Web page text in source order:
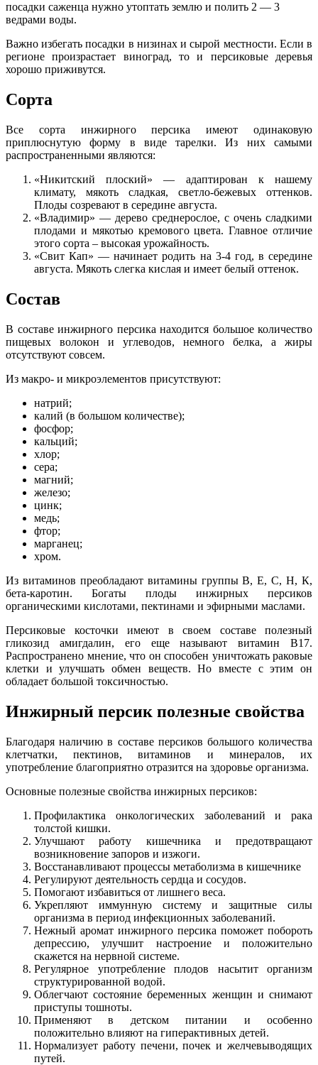
посадки саженца нужно утоптать землю и полить 2 — 3
ведрами воды.
Важно избегать посадки в низинах и сырой местности. Если в
регионе произрастает виноград, то и персиковые деревья
хорошо приживутся.
Сорта
Все сорта инжирного персика имеют одинаковую
приплюснутую форму в виде тарелки. Из них самыми
распространенными являются:
«Никитский плоский» — адаптирован к нашему
климату, мякоть сладкая, светло-бежевых оттенков.
Плоды созревают в середине августа.
«Владимир» — дерево среднерослое, с очень сладкими
плодами и мякотью кремового цвета. Главное отличие
этого сорта – высокая урожайность.
«Свит Кап» — начинает родить на 3-4 год, в середине
августа. Мякоть слегка кислая и имеет белый оттенок.
Состав
В составе инжирного персика находится большое количество
пищевых волокон и углеводов, немного белка, а жиры
отсутствуют совсем.
Из макро- и микроэлементов присутствуют:
натрий;
калий (в большом количестве);
фосфор;
кальций;
хлор;
сера;
магний;
железо;
цинк;
медь;
фтор;
марганец;
хром.
Из витаминов преобладают витамины группы В, Е, С, Н, К,
бета-каротин. Богаты плоды инжирных персиков
органическими кислотами, пектинами и эфирными маслами.
Персиковые косточки имеют в своем составе полезный
гликозид амигдалин, его еще называют витамин В17.
Распространено мнение, что он способен уничтожать раковые
клетки и улучшать обмен веществ. Но вместе с этим он
обладает большой токсичностью.
Инжирный персик полезные свойства
Благодаря наличию в составе персиков большого количества
клетчатки, пектинов, витаминов и минералов, их
употребление благоприятно отразится на здоровье организма.
Основные полезные свойства инжирных персиков:
Профилактика онкологических заболеваний и рака
толстой кишки.
Улучшают работу кишечника и предотвращают
возникновение запоров и изжоги.
Восстанавливают процессы метаболизма в кишечнике
Регулируют деятельность сердца и сосудов.
Помогают избавиться от лишнего веса.
Укрепляют иммунную систему и защитные силы
организма в период инфекционных заболеваний.
Нежный аромат инжирного персика поможет побороть
депрессию, улучшит настроение и положительно
скажется на нервной системе.
Регулярное употребление плодов насытит организм
структурированной водой.
Облегчают состояние беременных женщин и снимают
приступы тошноты.
Применяют в детском питании и особенно
положительно влияют на гиперактивных детей.
Нормализует работу печени, почек и желчевыводящих
путей.